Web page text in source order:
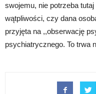
swojemu, nie potrzeba
wątpliwości, czy dana
przyjęta na ,,obserwację
psychiatrycznego. To trwa